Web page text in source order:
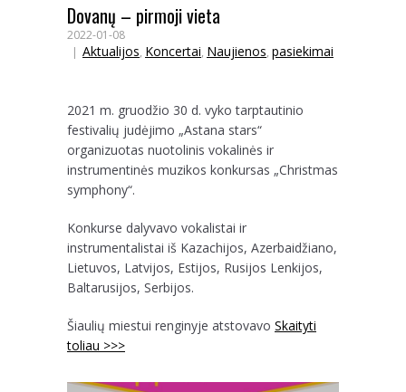
Dovanų – pirmoji vieta
2022-01-08
Aktualijos, Koncertai, Naujienos, pasiekimai
2021 m. gruodžio 30 d. vyko tarptautinio
festivalių judėjimo „Astana stars“
organizuotas nuotolinis vokalinės ir
instrumentinės muzikos konkursas „Christmas
symphony“.
Konkurse dalyvavo vokalistai ir
instrumentalistai iš Kazachijos, Azerbaidžiano,
Lietuvos, Latvijos, Estijos, Rusijos Lenkijos,
Baltarusijos, Serbijos.
Šiaulių miestui renginyje atstovavo Skaityti
toliau >>>